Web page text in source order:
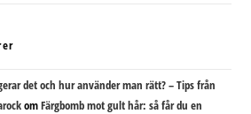
det och hur använder man rätt? – Tips från
omFärgbomb mot gult hår: så får du en